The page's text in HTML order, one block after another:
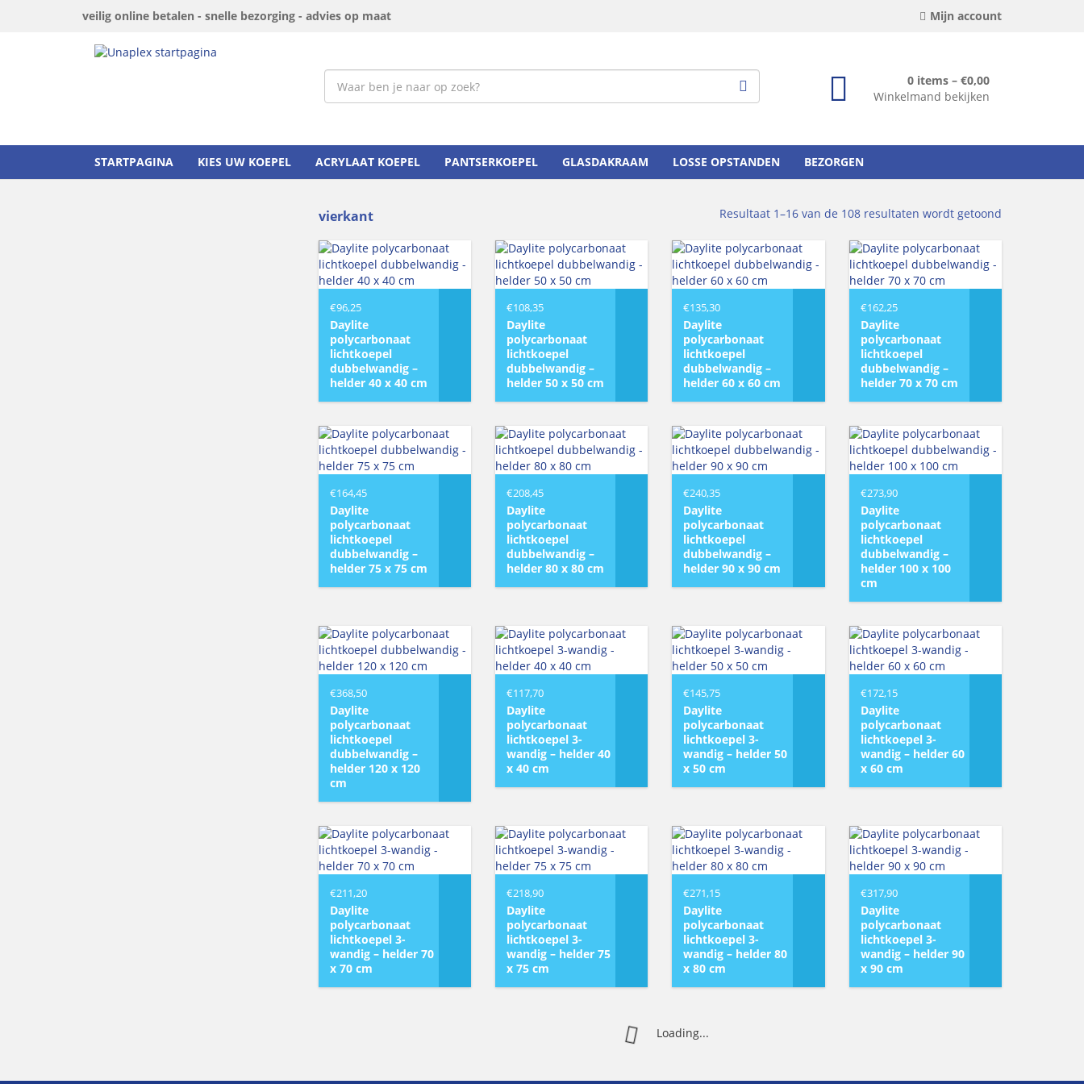
veilig online betalen - snelle bezorging - advies op maat Mijn account
0 items – €0,00
Winkelmand bekijken
STARTPAGINA KIES UW KOEPEL ACRYLAAT KOEPEL PANTSERKOEPEL GLASDAKRAAM LOSSE OPSTANDEN BEZORGEN
vierkant Resultaat 1–16 van de 108 resultaten wordt getoond
€96,25
Daylite
polycarbonaat
lichtkoepel
dubbelwandig –
helder 40 x 40 cm
€108,35
Daylite
polycarbonaat
lichtkoepel
dubbelwandig –
helder 50 x 50 cm
€135,30
Daylite
polycarbonaat
lichtkoepel
dubbelwandig –
helder 60 x 60 cm
€162,25
Daylite
polycarbonaat
lichtkoepel
dubbelwandig –
helder 70 x 70 cm
€164,45
Daylite
polycarbonaat
lichtkoepel
dubbelwandig –
helder 75 x 75 cm
€208,45
Daylite
polycarbonaat
lichtkoepel
dubbelwandig –
helder 80 x 80 cm
€240,35
Daylite
polycarbonaat
lichtkoepel
dubbelwandig –
helder 90 x 90 cm
€273,90
Daylite
polycarbonaat
lichtkoepel
dubbelwandig –
helder 100 x 100
cm
€368,50
Daylite
polycarbonaat
lichtkoepel
dubbelwandig –
helder 120 x 120
cm
€117,70
Daylite
polycarbonaat
lichtkoepel 3-
wandig – helder 40
x 40 cm
€145,75
Daylite
polycarbonaat
lichtkoepel 3-
wandig – helder 50
x 50 cm
€172,15
Daylite
polycarbonaat
lichtkoepel 3-
wandig – helder 60
x 60 cm
€211,20
Daylite
polycarbonaat
lichtkoepel 3-
wandig – helder 70
x 70 cm
€218,90
Daylite
polycarbonaat
lichtkoepel 3-
wandig – helder 75
x 75 cm
€271,15
Daylite
polycarbonaat
lichtkoepel 3-
wandig – helder 80
x 80 cm
€317,90
Daylite
polycarbonaat
lichtkoepel 3-
wandig – helder 90
x 90 cm
Loading...